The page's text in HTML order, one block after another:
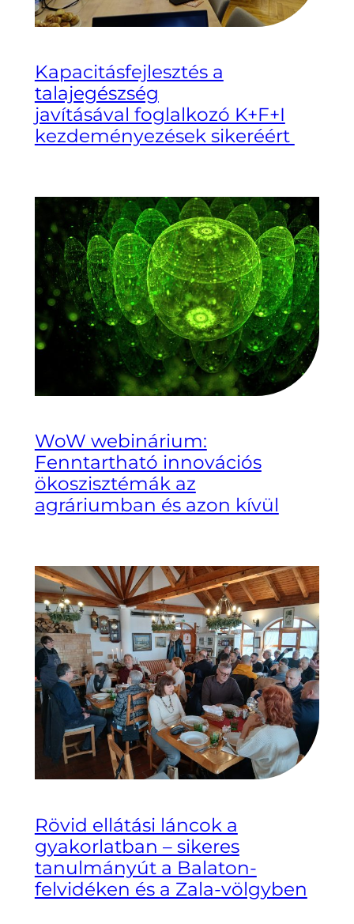
Kapacitásfejlesztés a
talajegészség
javításával foglalkozó K+F+I
kezdeményezések sikeréért
WoW webinárium:
Fenntartható innovációs
ökoszisztémák az
agráriumban és azon kívül
Rövid ellátási láncok a
gyakorlatban – sikeres
tanulmányút a Balaton-
felvidéken és a Zala-völgyben